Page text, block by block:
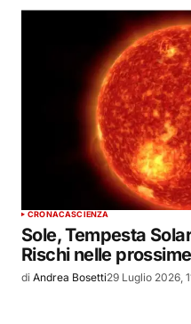
CRONACASCIENZA
Sole, Tempesta
Rischi nelle
di Andrea Bosetti29 Luglio 2026,